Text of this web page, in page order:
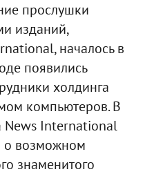
прослушки
изданий,
началось в
появились
холдинга
компьютеров. В
News International
о возможном
знаменитого